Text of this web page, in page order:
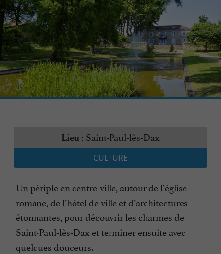
Lieu : Saint-Paul-lès-Dax
CULTURE
Un périple en centre-ville, autour de l’église
romane, de l’hôtel de ville et d’architectures
étonnantes, pour découvrir les charmes de
Saint-Paul-lès-Dax et terminer ensuite avec
quelques douceurs.